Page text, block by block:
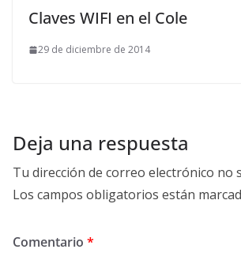
Claves WIFI en el Cole
29 de diciembre de 2014
Deja una respuesta
Tu dirección de correo electrónico no
Los campos obligatorios están
Comentario *